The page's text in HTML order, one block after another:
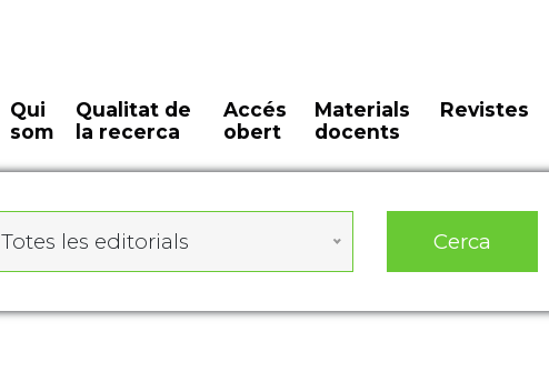
Qui
som
Qualitat de
la recerca
Accés
obert
Materials
docents
Revistes
Totes les editorials Cerca